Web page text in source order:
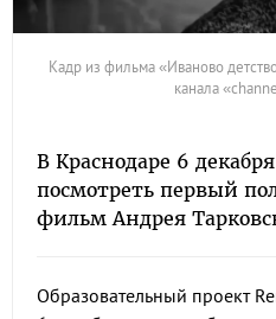
Кадр из фильма «Иваново
канала
В Краснодаре 6
посмотреть первый
фильм Андрея
Образовательный проект